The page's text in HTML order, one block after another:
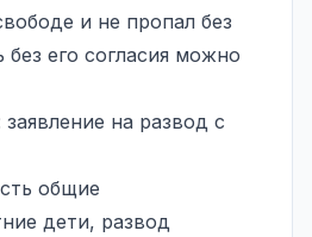
и не пропал без
без его согласия можно
на развод с
общие
дети, развод